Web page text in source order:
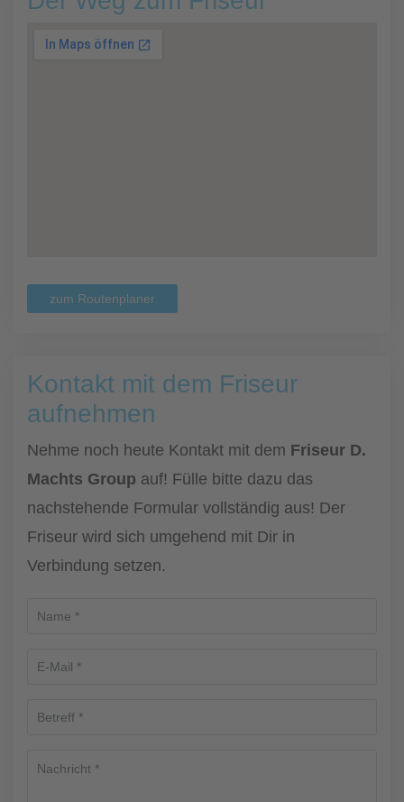
zum Routenplaner
Kontakt mit dem Friseur
aufnehmen
Nehme noch heute Kontakt mit dem Friseur D.
Machts Group auf! Fülle bitte dazu das
nachstehende Formular vollständig aus! Der
Friseur wird sich umgehend mit Dir in
Verbindung setzen.